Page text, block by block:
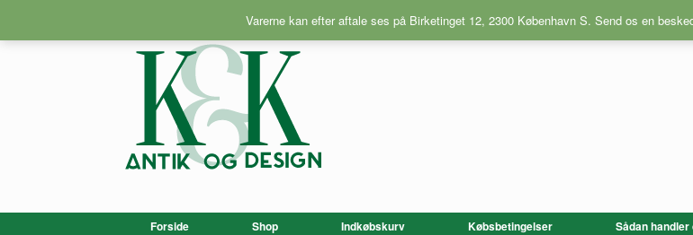
Varerne kan efter aftale ses på Birketinget 12, 2300 København S. Send os en
indhold
Forside Shop Indkøbskurv Købsbetingelser Sådan handler